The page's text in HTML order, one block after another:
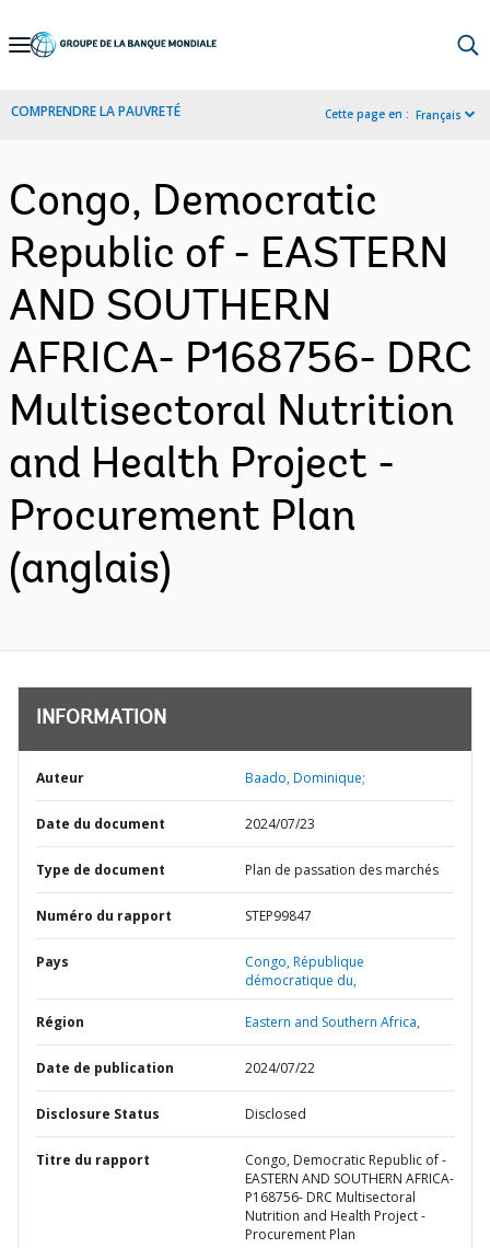
Skip
Navigation
COMPRENDRE LA PAUVRETÉ Cette page en : Français
Congo, Democratic
Republic of - EASTERN
AND SOUTHERN
AFRICA- P168756- DRC
Multisectoral Nutrition
and Health Project -
Procurement Plan
(anglais)
INFORMATION
Auteur Baado, Dominique;
Date du document 2024/07/23
Type de document Plan de passation des marchés
Numéro du rapport STEP99847
Pays Congo,République
démocratique du,
Région Eastern and Southern Africa,
Date de publication 2024/07/22
Disclosure Status Disclosed
Titre du rapport
Congo, Democratic Republic of -
EASTERN AND SOUTHERN AFRICA-
P168756- DRC Multisectoral
Nutrition and Health Project -
Procurement Plan